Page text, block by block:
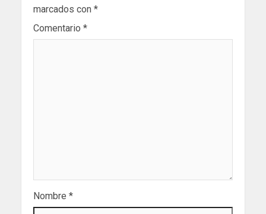
marcados con *
Comentario *
Nombre *